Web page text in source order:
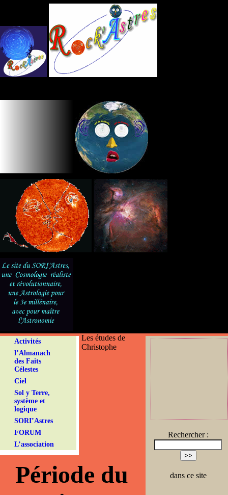
Activités
l’Almanach
des Faits
Célestes
Ciel
Sol y Terre,
système et
logique
SORI’Astres
FORUM
L’association
Rechercher :
dans ce site
Les études de
Christophe
Période du
Panneau de gestion des cookies